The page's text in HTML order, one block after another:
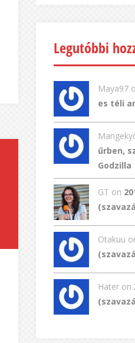
Legutóbbi
Maya97
es téli
űrben,
Godzilla
GT on
Otakuu
Hater on